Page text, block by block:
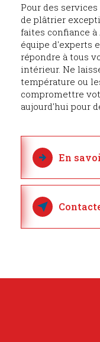
Pour des
de plâtrier
faites confiance
équipe d'experts
répondre à tous
intérieur. Ne
température ou
compromettre
aujourd'hui pour
En